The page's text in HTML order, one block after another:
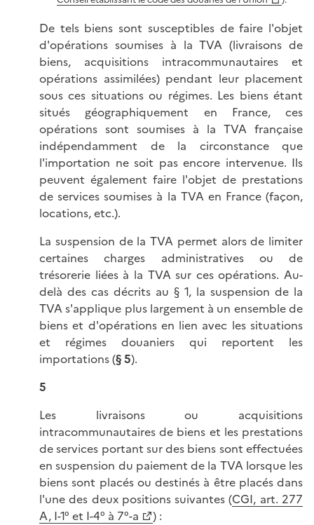
De tels biens sont susceptibles de faire l'objet
d'opérations soumises à la TVA (livraisons de
biens, acquisitions intracommunautaires et
opérations assimilées) pendant leur placement
sous ces situations ou régimes. Les biens étant
situés géographiquement en France, ces
opérations sont soumises à la TVA française
indépendamment de la circonstance que
l'importation ne soit pas encore intervenue. Ils
peuvent également faire l'objet de prestations
de services soumises à la TVA en France (façon,
locations, etc.).
La suspension de la TVA permet alors de limiter
certaines charges administratives ou de
trésorerie liées à la TVA sur ces opérations. Au-
delà des cas décrits au § 1, la suspension de la
TVA s'applique plus largement à un ensemble de
biens et d'opérations en lien avec les situations
et régimes douaniers qui reportent les
importations (§ 5).
5
Les livraisons ou acquisitions
intracommunautaires de biens et les prestations
de services portant sur des biens sont effectuées
en suspension du paiement de la TVA lorsque les
biens sont placés ou destinés à être placés dans
l'une des deux positions suivantes (CGI, art. 277
A, I-1° et I-4° à 7°-a
) :